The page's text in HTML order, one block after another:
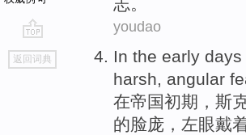
go
top
返回词典
youdao
In the early days
harsh, angular
在帝国初期 ， 斯
的脸庞，左眼戴